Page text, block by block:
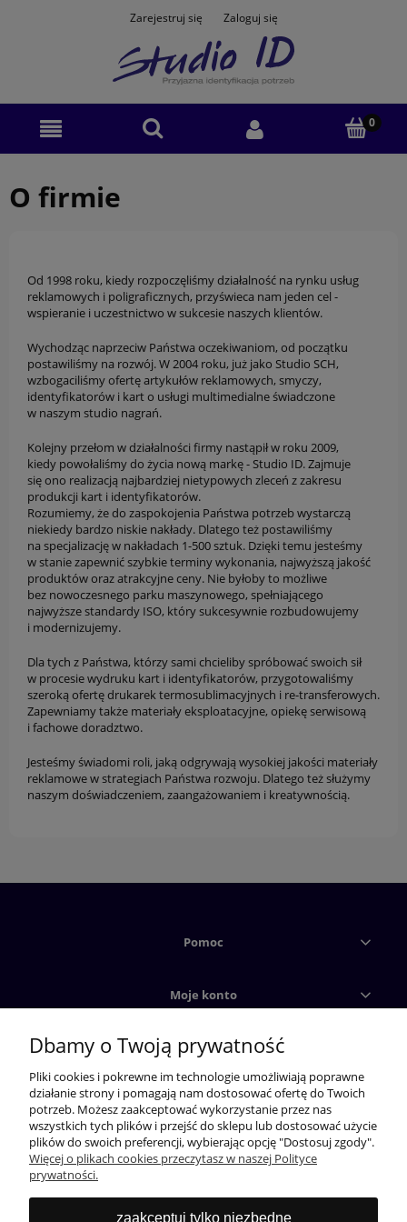
Zarejestruj się Zaloguj się
O firmie
Od 1998 roku, kiedy rozpoczęliśmy działalność na rynku usług
reklamowych i poligraficznych, przyświeca nam jeden cel -
wspieranie i uczestnictwo w sukcesie naszych klientów.
Wychodząc naprzeciw Państwa oczekiwaniom, od początku
postawiliśmy na rozwój. W 2004 roku, już jako Studio SCH,
wzbogaciliśmy ofertę artykułów reklamowych, smyczy,
identyfikatorów i kart o usługi multimedialne świadczone
w naszym studio nagrań.
Kolejny przełom w działalności firmy nastąpił w roku 2009,
kiedy powołaliśmy do życia nową markę - Studio ID. Zajmuje
się ono realizacją najbardziej nietypowych zleceń z zakresu
produkcji kart i identyfikatorów.
Rozumiemy, że do zaspokojenia Państwa potrzeb wystarczą
niekiedy bardzo niskie nakłady. Dlatego też postawiliśmy
na specjalizację w nakładach 1-500 sztuk. Dzięki temu jesteśmy
w stanie zapewnić szybkie terminy wykonania, najwyższą jakość
produktów oraz atrakcyjne ceny. Nie byłoby to możliwe
bez nowoczesnego parku maszynowego, spełniającego
najwyższe standardy ISO, który sukcesywnie rozbudowujemy
i modernizujemy.
Dla tych z Państwa, którzy sami chcieliby spróbować swoich sił
w procesie wydruku kart i identyfikatorów, przygotowaliśmy
szeroką ofertę drukarek termosublimacyjnych i re-transferowych.
Zapewniamy także materiały eksploatacyjne, opiekę serwisową
i fachowe doradztwo.
Jesteśmy świadomi roli, jaką odgrywają wysokiej jakości materiały
reklamowe w strategiach Państwa rozwoju. Dlatego też służymy
naszym doświadczeniem, zaangażowaniem i kreatywnością.
Pomoc
Moje konto
Płatności i dostawy
Informacje
Dbamy o Twoją prywatność
Pliki cookies i pokrewne im technologie umożliwiają poprawne
działanie strony i pomagają nam dostosować ofertę do Twoich
potrzeb. Możesz zaakceptować wykorzystanie przez nas
wszystkich tych plików i przejść do sklepu lub dostosować użycie
plików do swoich preferencji, wybierając opcję "Dostosuj zgody".
Więcej o plikach cookies przeczytasz w naszej Polityce
prywatności.
zaakceptuj tylko niezbędne